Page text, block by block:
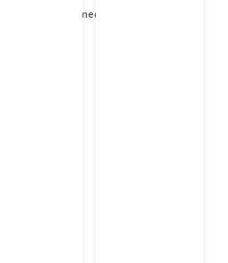
https://idf.org/media/uploads/2026/0...